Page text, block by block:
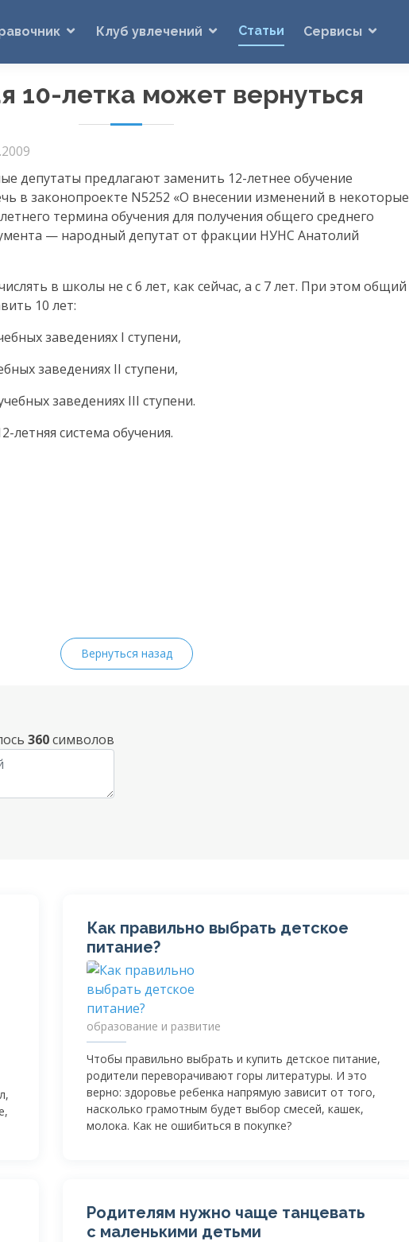
Клуб увлечений Статьи Сервисы
10-летка может вернуться
депутаты предлагают заменить 12-летнее обучение
в законопроекте N5252 «О внесении изменений в некоторые
термина обучения для получения общего среднего
— народный депутат от фракции НУНС Анатолий
в школы не с 6 лет, как сейчас, а с 7 лет. При этом общий
10 лет:
заведениях I ступени,
заведениях II ступени,
заведениях III ступени.
летняя система обучения.
Вернуться назад
360символов
Как правильно выбрать детское
питание?
образование и развитие
Чтобы правильно выбрать и купить детское питание,
родители переворачивают горы литературы. И это
верно: здоровье ребенка напрямую зависит от того,
насколько грамотным будет выбор смесей, кашек,
молока. Как не ошибиться в покупке?
Родителям нужно чаще танцевать
с маленькими детьми